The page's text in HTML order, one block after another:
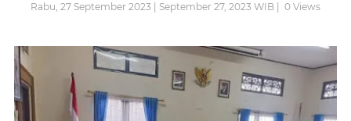
Rabu, 27 September 2023 | September 27, 2023 WIB | 0 Views